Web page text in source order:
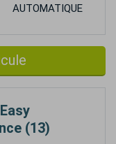
AUTOMATIQUE
(13)